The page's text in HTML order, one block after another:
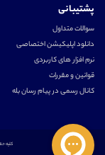
پشتیبانی
سوالات متداول
دانلود اپلیکیشن اختصاصی
نرم افزار های کاربردی
قوانین و مقررات
کانال رسمی در پیام رسان بله
کلیه